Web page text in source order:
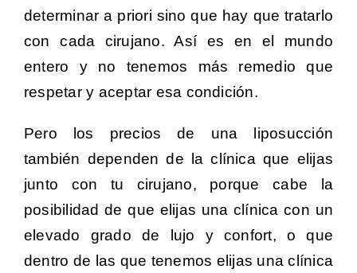
determinar a priori sino que hay que tratarlo
con cada cirujano. Así es en el mundo
entero y no tenemos más remedio que
respetar y aceptar esa condición.
Pero los precios de una liposucción
también dependen de la clínica que elijas
junto con tu cirujano, porque cabe la
posibilidad de que elijas una clínica con un
elevado grado de lujo y confort, o que
dentro de las que tenemos elijas una clínica